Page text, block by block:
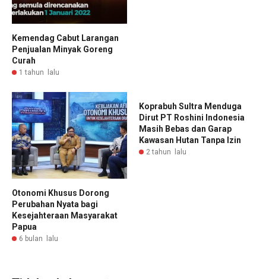
Kemendag Cabut Larangan
Penjualan Minyak Goreng
Curah
1 tahun lalu
Otonomi Khusus Dorong
Perubahan Nyata bagi
Kesejahteraan Masyarakat
Papua
6 bulan lalu
Koprabuh Sultra Menduga
Dirut PT Roshini Indonesia
Masih Bebas dan Garap
Kawasan Hutan Tanpa Izin
2 tahun lalu